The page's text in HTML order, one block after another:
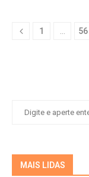
1 56
MAIS LIDAS